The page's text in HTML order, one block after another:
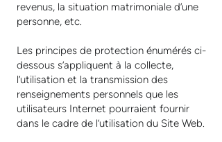
revenus, la situation matrimoniale d’une
personne, etc.
Les principes de protection énumérés ci-
dessous s’appliquent à la collecte,
l’utilisation et la transmission des
renseignements personnels que les
utilisateurs Internet pourraient fournir
dans le cadre de l’utilisation du Site Web.